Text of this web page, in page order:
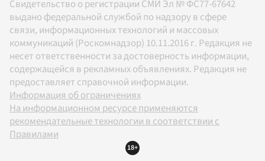
Свидетельство о регистрации СМИ Эл № ФС77-67642
выдано федеральной службой по надзору в сфере
связи, информационных технологий и массовых
коммуникаций (Роскомнадзор) 10.11.2016 г. Редакция не
несет ответственности за достоверность информации,
содержащейся в рекламных объявлениях. Редакция не
предоставляет справочной информации.
Информация об ограничениях
На информационном ресурсе применяются
рекомендательные технологии в соответствии с
Правилами
18+